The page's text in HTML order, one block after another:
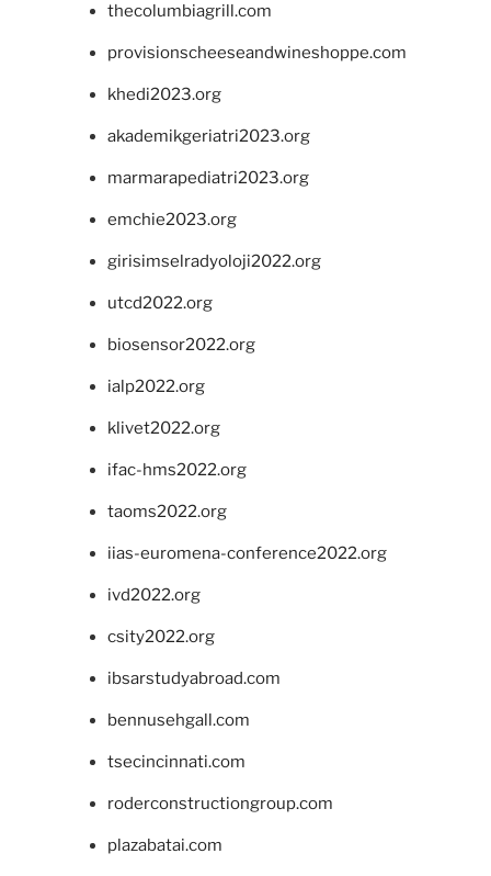
thecolumbiagrill.com
provisionscheeseandwineshoppe.com
khedi2023.org
akademikgeriatri2023.org
marmarapediatri2023.org
emchie2023.org
girisimselradyoloji2022.org
utcd2022.org
biosensor2022.org
ialp2022.org
klivet2022.org
ifac-hms2022.org
taoms2022.org
iias-euromena-conference2022.org
ivd2022.org
csity2022.org
ibsarstudyabroad.com
bennusehgall.com
tsecincinnati.com
roderconstructiongroup.com
plazabatai.com